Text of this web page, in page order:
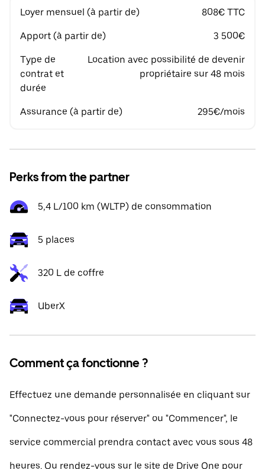
Loyer mensuel (à partir de) 808€ TTC
Apport (à partir de) 3 500€
Type de
contrat et
durée
Location avec possibilité de devenir
propriétaire sur 48 mois
Assurance (à partir de) 295€/mois
Perks from the partner
5,4 L/100 km (WLTP) de consommation
5 places
320 L de coffre
UberX
Comment ça fonctionne ?
Effectuez une demande personnalisée en cliquant sur
"Connectez-vous pour réserver" ou "Commencer", le
service commercial prendra contact avec vous sous 48
heures. Ou rendez-vous sur le site de Drive One pour